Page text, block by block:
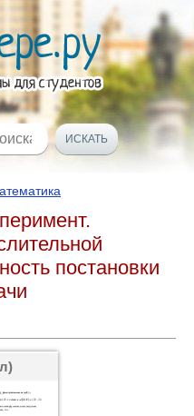
постановки